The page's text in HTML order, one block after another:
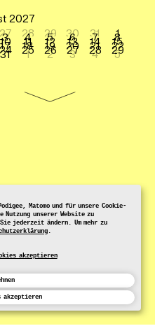
Matomo und für unsere Cookie-
Nutzung unserer Website zu
jederzeit ändern. Um mehr zu
.
akzeptieren
akzeptieren
2027
27 28 29 30 31 1
3 4 5 6 7 8
10 11 12 13 14 15
17 18 19 20 21 22
24 25 26 27 28 29
31 1 2 3 4 5